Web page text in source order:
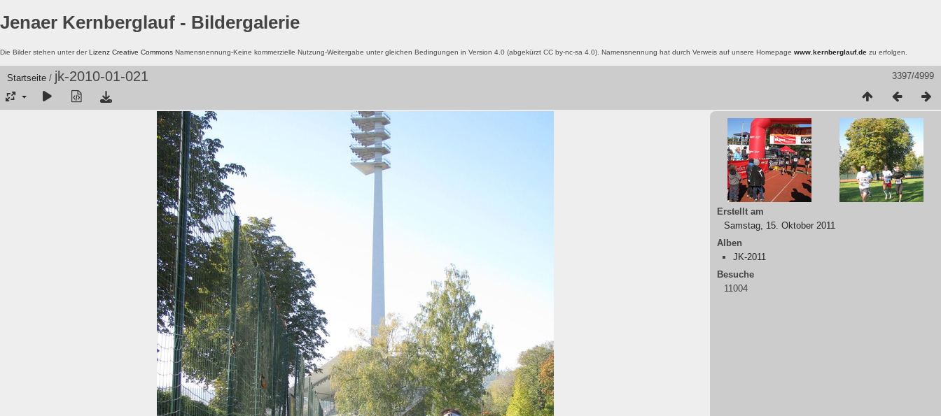
Jenaer Kernberglauf - Bildergalerie
Die Bilder stehen unter derLizenz Creative Commons Namensnennung-Keine kommerzielle Nutzung-Weitergabe unter gleichen Bedingungen in Version 4.0 (abgekürzt CC by-nc-sa 4.0). Namensnennung hat durch Verweis auf unsere Homepage www.kernberglauf.de zu erfolgen.
3397/4999
Startseite / jk-2010-01-021
Erstellt am
Samstag, 15. Oktober 2011
Alben
JK-2011
Besuche
11004